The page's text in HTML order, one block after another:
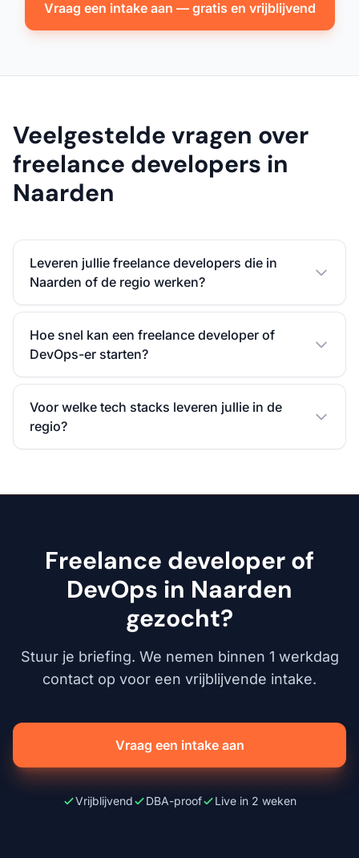
Vraag een intake aan — gratis en vrijblijvend
Veelgestelde vragen over
freelance developers in
Naarden
Leveren jullie freelance developers die in
Naarden of de regio werken?
Hoe snel kan een freelance developer of
DevOps-er starten?
Voor welke tech stacks leveren jullie in de
regio?
Freelance developer of
DevOps in Naarden
gezocht?
Stuur je briefing. We nemen binnen 1 werkdag
contact op voor een vrijblijvende intake.
Vraag een intake aan
Vrijblijvend DBA-proof Live in 2 weken